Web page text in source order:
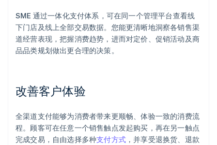
SME 通过一体化支付体系，可在同一个管理平台查看线
下门店及线上全部交易数据。您能更清晰地洞察各销售渠
道经营表现，把握消费趋势，进而对定价、促销活动及商
品品类规划做出更合理的决策。
改善客户体验
全渠道支付能够为消费者带来更顺畅、体验一致的消费流
程。顾客可在任意一个销售触点发起购买，再在另一触点
完成交易，自由选择多种支付方式 ，并享受退换货、退款